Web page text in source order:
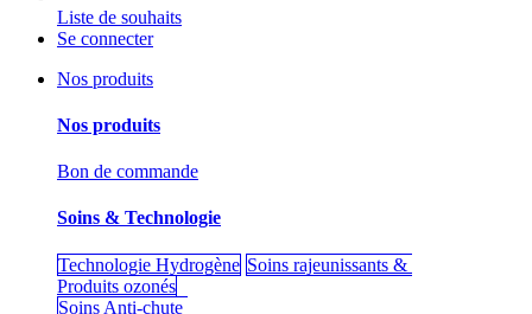
Liste de souhaits
Se connecter
Nos produits
Nos produits
Bon de commande
Soins & Technologie
Technologie Hydrogène Soins rajeunissants &
Produits ozonés
Soins Anti-chute